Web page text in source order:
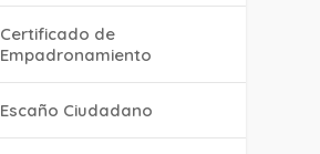
Certificado de
Empadronamiento
Escaño Ciudadano